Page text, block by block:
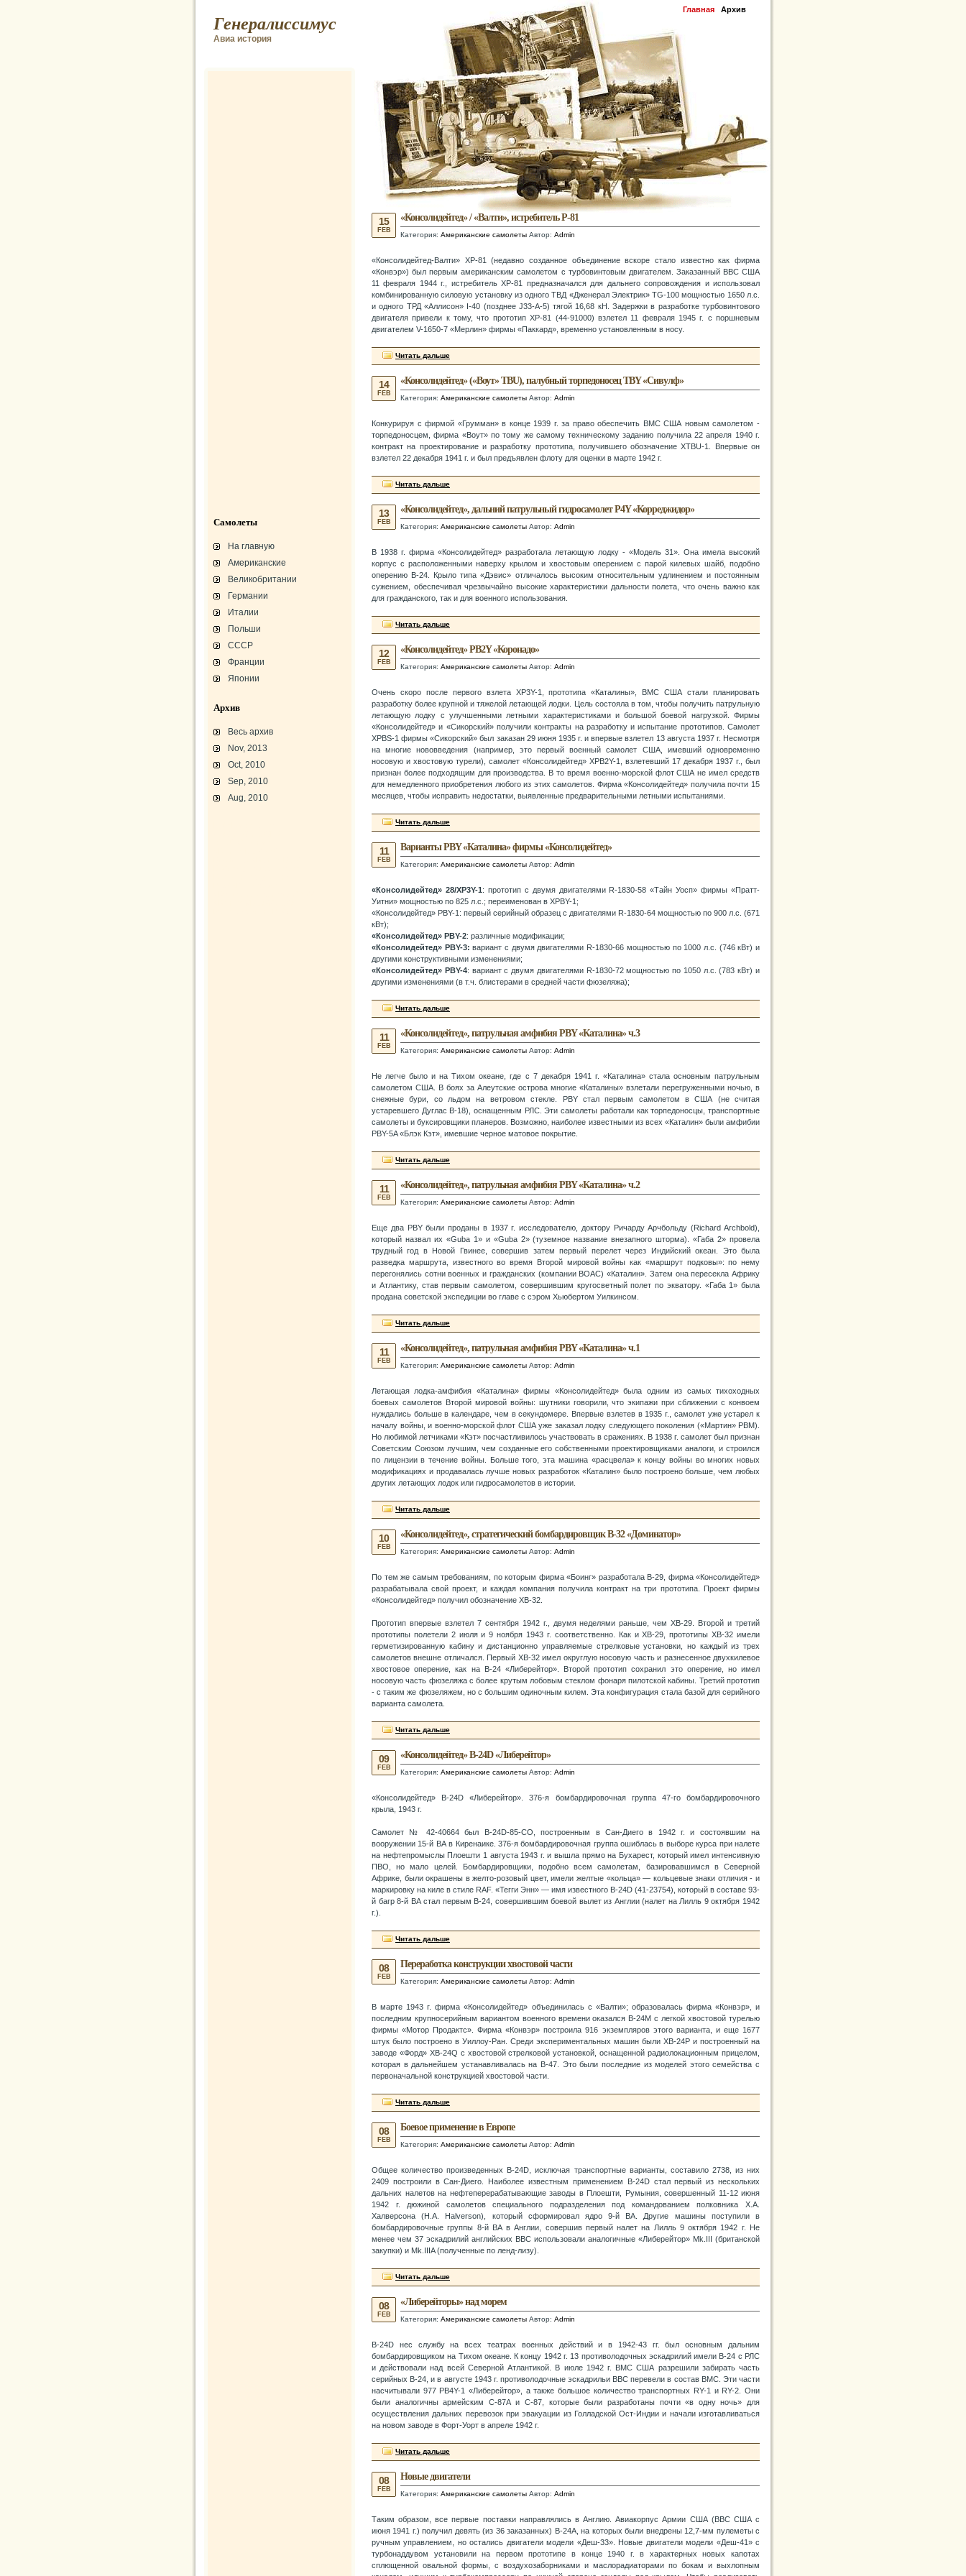
Генералиссимус
Авиа история
Главная Архив
«Консолидейтед» / «Валти», истребитель Р-81
Категория: Американские самолеты Автор: Admin
15
FEB
«Консолидейтед-Валти» ХР-81 (недавно созданное объединение вскоре стало известно как фирма
«Конвэр») был первым американским самолетом с турбовинтовым двигателем. Заказанный ВВС США
11 февраля 1944 г., истребитель ХР-81 предназначался для дальнего сопровождения и использовал
комбинированную силовую установку из одного ТВД «Дженерал Электрик» TG-100 мощностью 1650 л.с.
и одного ТРД «Аллисон» I-40 (позднее J33-A-5) тягой 16,68 кН. Задержки в разработке турбовинтового
двигателя привели к тому, что прототип ХР-81 (44-91000) взлетел 11 февраля 1945 г. с поршневым
двигателем V-1650-7 «Мерлин» фирмы «Паккард», временно установленным в носу.
Читать дальше
«Консолидейтед» («Воут» TBU), палубный торпедоносец TBY «Сивулф»
Категория: Американские самолеты Автор: Admin
14
FEB
Конкурируя с фирмой «Грумман» в конце 1939 г. за право обеспечить ВМС США новым самолетом -
торпедоносцем, фирма «Воут» по тому же самому техническому заданию получила 22 апреля 1940 г.
контракт на проектирование и разработку прототипа, получившего обозначение XTBU-1. Впервые он
взлетел 22 декабря 1941 г. и был предъявлен флоту для оценки в марте 1942 г.
Читать дальше
«Консолидейтед», дальний патрульный гидросамолет P4Y «Корреджидор»
Категория: Американские самолеты Автор: Admin
13
FEB
В 1938 г. фирма «Консолидейтед» разработала летающую лодку - «Модель 31». Она имела высокий
корпус с расположенными наверху крылом и хвостовым оперением с парой килевых шайб, подобно
оперению В-24. Крыло типа «Дэвис» отличалось высоким относительным удлинением и постоянным
сужением, обеспечивая чрезвычайно высокие характеристики дальности полета, что очень важно как
для гражданского, так и для военного использования.
Читать дальше
«Консолидейтед» PB2Y «Коронадо»
Категория: Американские самолеты Автор: Admin
12
FEB
Очень скоро после первого взлета XP3Y-1, прототипа «Каталины», ВМС США стали планировать
разработку более крупной и тяжелой летающей лодки. Цель состояла в том, чтобы получить патрульную
летающую лодку с улучшенными летными характеристиками и большой боевой нагрузкой. Фирмы
«Консолидейтед» и «Сикорский» получили контракты на разработку и испытание прототипов. Самолет
XPBS-1 фирмы «Сикорский» был заказан 29 июня 1935 г. и впервые взлетел 13 августа 1937 г. Несмотря
на многие нововведения (например, это первый военный самолет США, имевший одновременно
носовую и хвостовую турели), самолет «Консолидейтед» XPB2Y-1, взлетевший 17 декабря 1937 г., был
признан более подходящим для производства. В то время военно-морской флот США не имел средств
для немедленного приобретения любого из этих самолетов. Фирма «Консолидейтед» получила почти 15
месяцев, чтобы исправить недостатки, выявленные предварительными летными испытаниями.
Читать дальше
Варианты PBY «Каталина» фирмы «Консолидейтед»
Категория: Американские самолеты Автор: Admin
11
FEB
«Консолидейтед» 28/XP3Y-1: прототип с двумя двигателями R-1830-58 «Тайн Уосп» фирмы «Пратт-
Уитни» мощностью по 825 л.с.; переименован в XPBY-1;
«Консолидейтед» PBY-1: первый серийный образец с двигателями R-1830-64 мощностью по 900 л.с. (671
кВт);
«Консолидейтед» PBY-2: различные модификации;
«Консолидейтед» PBY-3: вариант с двумя двигателями R-1830-66 мощностью по 1000 л.с. (746 кВт) и
другими конструктивными изменениями;
«Консолидейтед» PBY-4: вариант с двумя двигателями R-1830-72 мощностью по 1050 л.с. (783 кВт) и
другими изменениями (в т.ч. блистерами в средней части фюзеляжа);
Читать дальше
«Консолидейтед», патрульная амфибия PBY «Каталина» ч.3
Категория: Американские самолеты Автор: Admin
11
FEB
Не легче было и на Тихом океане, где с 7 декабря 1941 г. «Каталина» стала основным патрульным
самолетом США. В боях за Алеутские острова многие «Каталины» взлетали перегруженными ночью, в
снежные бури, со льдом на ветровом стекле. PBY стал первым самолетом в США (не считая
устаревшего Дуглас В-18), оснащенным РЛС. Эти самолеты работали как торпедоносцы, транспортные
самолеты и буксировщики планеров. Возможно, наиболее известными из всех «Каталин» были амфибии
PBY-5A «Блэк Кэт», имевшие черное матовое покрытие.
Читать дальше
«Консолидейтед», патрульная амфибия PBY «Каталина» ч.2
Категория: Американские самолеты Автор: Admin
11
FEB
Еще два PBY были проданы в 1937 г. исследователю, доктору Ричарду Арчбольду (Richard Archbold),
который назвал их «Guba 1» и «Guba 2» (туземное название внезапного шторма). «Габа 2» провела
трудный год в Новой Гвинее, совершив затем первый перелет через Индийский океан. Это была
разведка маршрута, известного во время Второй мировой войны как «маршрут подковы»: по нему
перегонялись сотни военных и гражданских (компании ВОАС) «Каталин». Затем она пересекла Африку
и Атлантику, став первым самолетом, совершившим кругосветный полет по экватору. «Габа 1» была
продана советской экспедиции во главе с сэром Хьюбертом Уилкинсом.
Читать дальше
«Консолидейтед», патрульная амфибия PBY «Каталина» ч.1
Категория: Американские самолеты Автор: Admin
11
FEB
Летающая лодка-амфибия «Каталина» фирмы «Консолидейтед» была одним из самых тихоходных
боевых самолетов Второй мировой войны: шутники говорили, что экипажи при сближении с конвоем
нуждались больше в календаре, чем в секундомере. Впервые взлетев в 1935 г., самолет уже устарел к
началу войны, и военно-морской флот США уже заказал лодку следующего поколения («Мартин» РВМ).
Но любимой летчиками «Кэт» посчастливилось участвовать в сражениях. В 1938 г. самолет был признан
Советским Союзом лучшим, чем созданные его собственными проектировщиками аналоги, и строился
по лицензии в течение войны. Больше того, эта машина «расцвела» к концу войны во многих новых
модификациях и продавалась лучше новых разработок «Каталин» было построено больше, чем любых
других летающих лодок или гидросамолетов в истории.
Читать дальше
«Консолидейтед», стратегический бомбардировщик В-32 «Доминатор»
Категория: Американские самолеты Автор: Admin
10
FEB
По тем же самым требованиям, по которым фирма «Боинг» разработала В-29, фирма «Консолидейтед»
разрабатывала свой проект, и каждая компания получила контракт на три прототипа. Проект фирмы
«Консолидейтед» получил обозначение ХВ-32.
Прототип впервые взлетел 7 сентября 1942 г., двумя неделями раньше, чем ХВ-29. Второй и третий
прототипы полетели 2 июля и 9 ноября 1943 г. соответственно. Как и ХВ-29, прототипы ХВ-32 имели
герметизированную кабину и дистанционно управляемые стрелковые установки, но каждый из трех
самолетов внешне отличался. Первый ХВ-32 имел округлую носовую часть и разнесенное двухкилевое
хвостовое оперение, как на В-24 «Либерейтор». Второй прототип сохранил это оперение, но имел
носовую часть фюзеляжа с более крутым лобовым стеклом фонаря пилотской кабины. Третий прототип
- с таким же фюзеляжем, но с большим одиночным килем. Эта конфигурация стала базой для серийного
варианта самолета.
Читать дальше
«Консолидейтед» B-24D «Либерейтор»
Категория: Американские самолеты Автор: Admin
09
FEB
«Консолидейтед» B-24D «Либерейтор». 376-я бомбардировочная группа 47-го бомбардировочного
крыла, 1943 г.
Самолет № 42-40664 был B-24D-85-CO, построенным в Сан-Диего в 1942 г. и состоявшим на
вооружении 15-й ВА в Киренаике. 376-я бомбардировочная группа ошиблась в выборе курса при налете
на нефтепромыслы Плоешти 1 августа 1943 г. и вышла прямо на Бухарест, который имел интенсивную
ПВО, но мало целей. Бомбардировщики, подобно всем самолетам, базировавшимся в Северной
Африке, были окрашены в желто-розовый цвет, имели желтые «кольца» — кольцевые знаки отличия - и
маркировку на киле в стиле RAF. «Тегги Энн» — имя известного B-24D (41-23754), который в составе 93-
й багр 8-й ВА стал первым В-24, совершившим боевой вылет из Англии (налет на Лилль 9 октября 1942
г.).
Читать дальше
Переработка конструкции хвостовой части
Категория: Американские самолеты Автор: Admin
08
FEB
В марте 1943 г. фирма «Консолидейтед» объединилась с «Валти»; образовалась фирма «Конвэр», и
последним крупносерийным вариантом военного времени оказался В-24М с легкой хвостовой турелью
фирмы «Мотор Продактс». Фирма «Конвэр» построила 916 экземпляров этого варианта, и еще 1677
штук было построено в Уиллоу-Ран. Среди экспериментальных машин были ХВ-24Р и построенный на
заводе «Форд» XB-24Q с хвостовой стрелковой установкой, оснащенной радиолокационным прицелом,
которая в дальнейшем устанавливалась на В-47. Это были последние из моделей этого семейства с
первоначальной конструкцией хвостовой части.
Читать дальше
Боевое применение в Европе
Категория: Американские самолеты Автор: Admin
08
FEB
Общее количество произведенных B-24D, исключая транспортные варианты, составило 2738, из них
2409 построили в Сан-Диего. Наиболее известным применением B-24D стал первый из нескольких
дальних налетов на нефтеперерабатывающие заводы в Плоешти, Румыния, совершенный 11-12 июня
1942 г. дюжиной самолетов специального подразделения под командованием полковника X.А.
Халверсона (Н.A. Halverson), который сформировал ядро 9-й ВА. Другие машины поступили в
бомбардировочные группы 8-й ВА в Англии, совершив первый налет на Лилль 9 октября 1942 г. Не
менее чем 37 эскадрилий английских ВВС использовали аналогичные «Либерейтор» Mk.III (британской
закупки) и Mk.IIIA (полученные по ленд-лизу).
Читать дальше
«Либерейторы» над морем
Категория: Американские самолеты Автор: Admin
08
FEB
B-24D нес службу на всех театрах военных действий и в 1942-43 гг. был основным дальним
бомбардировщиком на Тихом океане. К концу 1942 г. 13 противолодочных эскадрилий имели В-24 с РЛС
и действовали над всей Северной Атлантикой. В июле 1942 г. ВМС США разрешили забирать часть
серийных В-24, и в августе 1943 г. противолодочные эскадрильи ВВС перевели в состав ВМС. Эти части
насчитывали 977 PB4Y-1 «Либерейтор», а также большое количество транспортных RY-1 и RY-2. Они
были аналогичны армейским С-87А и С-87, которые были разработаны почти «в одну ночь» для
осуществления дальних перевозок при эвакуации из Голладской Ост-Индии и начали изготавливаться
на новом заводе в Форт-Уорт в апреле 1942 г.
Читать дальше
Новые двигатели
Категория: Американские самолеты Автор: Admin
08
FEB
Таким образом, все первые поставки направлялись в Англию. Авиакорпус Армии США (ВВС США с
июня 1941 г.) получил девять (из 36 заказанных) В-24А, на которых были внедрены 12,7-мм пулеметы с
ручным управлением, но остались двигатели модели «Деш-33». Новые двигатели модели «Деш-41» с
турбонаддувом установили на первом прототипе в конце 1940 г. в характерных новых капотах
сплющенной овальной формы, с воздухозаборниками и маслорадиаторами по бокам и выхлопным
Самолеты
На главную
Американские
Великобритании
Германии
Италии
Польши
СССР
Франции
Японии
Архив
Весь архив
Nov, 2013
Oct, 2010
Sep, 2010
Aug, 2010